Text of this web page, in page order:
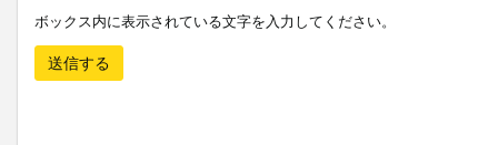
ボックス内に表示されている文字を入力してください。
送信する